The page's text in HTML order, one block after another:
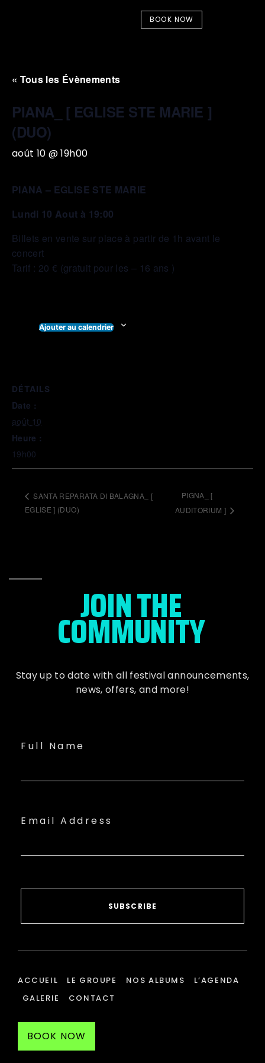
BOOK NOW
« Tous les Évènements
PIANA_ [ EGLISE STE MARIE ]
(DUO)
août 10 @ 19h00
PIANA – EGLISE STE MARIE
Lundi 10 Aout à 19:00
Billets en vente sur place à partir de 1h avant le
concert
Tarif : 20 € (gratuit pour les – 16 ans )
Ajouter au calendrier
DÉTAILS
Date :
août 10
Heure :
19h00
SANTA REPARATA DI BALAGNA_ [
EGLISE ] (DUO)
PIGNA_ [
AUDITORIUM ]
JOIN THE
COMMUNITY
Stay up to date with all festivalannouncements,
news, offers, and more!
Full Name
Email Address
SUBSCRIBE
ACCUEIL LE GROUPE NOS ALBUMS
L’AGENDA
GALERIE
CONTACT
BOOK NOW